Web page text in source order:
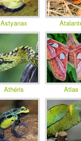
Astyanax
Athéris Atlas